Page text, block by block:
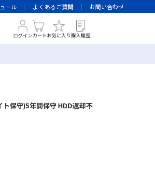
ール よくあるご質問 お問い合わせ
ログインカートお気に入り 購入履歴
保守)5年間保守 HDD返却不